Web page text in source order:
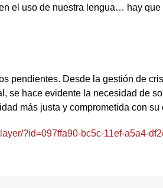
el uso de nuestra lengua… hay
pendientes. Desde la gestión de
se hace evidente la necesidad de
más justa y comprometida con su
?id=097ffa90-bc5c-11ef-a5a4-